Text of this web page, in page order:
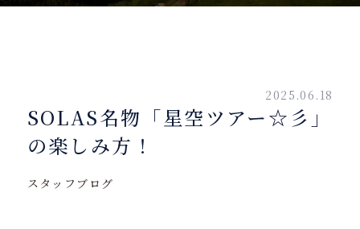
2025.06.18
SOLAS名物「星空ツアー☆彡」
の楽しみ方！
スタッフブログ